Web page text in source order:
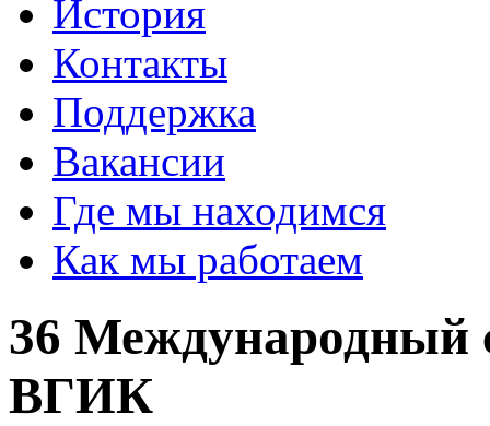
История
Контакты
Поддержка
Вакансии
Где мы находимся
Как мы работаем
36 Международный
ВГИК